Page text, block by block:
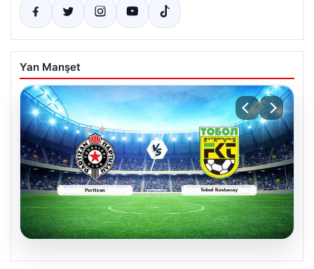
Yan Manşet
06.08.2026